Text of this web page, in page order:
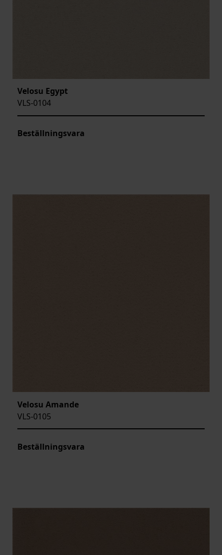
Velosu Egypt
VLS-0104
Beställningsvara
Velosu Amande
VLS-0105
Beställningsvara